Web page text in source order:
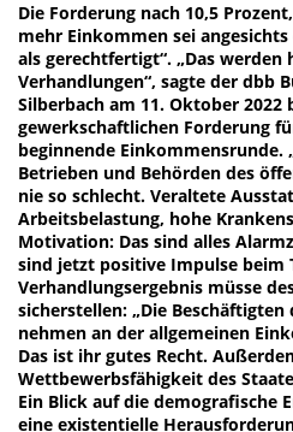
Die Forderung nach 10,5
mehr Einkommen sei
als gerechtfertigt“. „Das werden
Verhandlungen“, sagte der dbb
Silberbach am 11. Oktober
gewerkschaftlichen Forderung
beginnende Einkommensrunde.
Betrieben und Behörden des
nie so schlecht. Veraltete
Arbeitsbelastung, hohe
Motivation: Das sind alles
sind jetzt positive Impulse beim
Verhandlungsergebnis müsse
sicherstellen: „Die
nehmen an der allgemeinen
Das ist ihr gutes Recht.
Wettbewerbsfähigkeit des
Ein Blick auf die demografische
eine existentielle